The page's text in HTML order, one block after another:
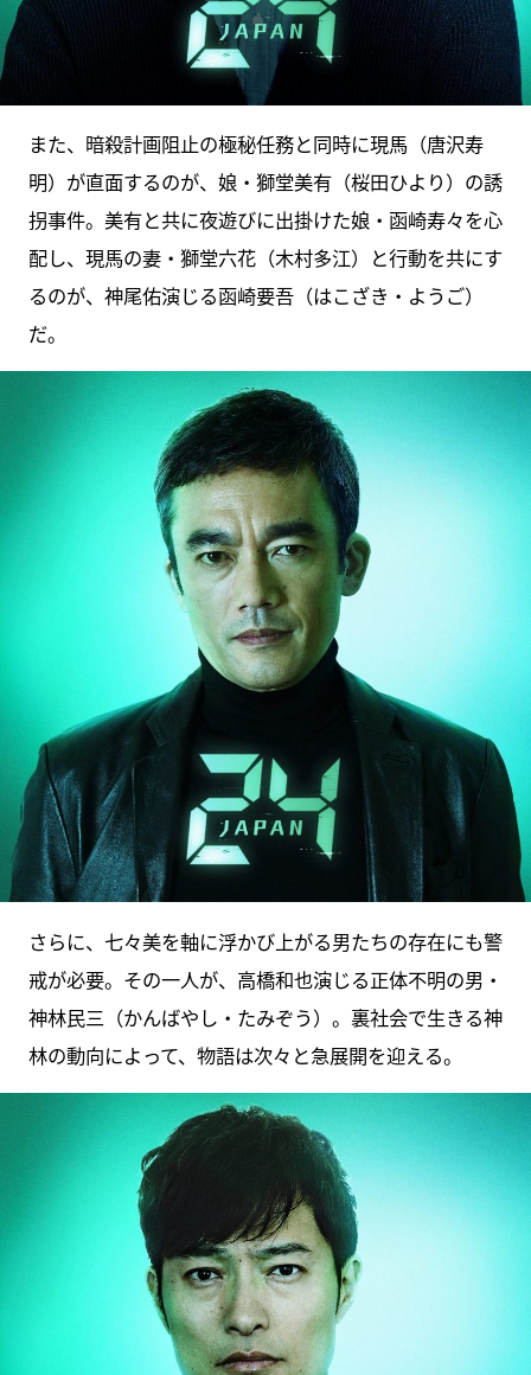
また、暗殺計画阻止の極秘任務と同時に現馬（唐沢寿
明）が直面するのが、娘・獅堂美有（桜田ひより）の誘
拐事件。美有と共に夜遊びに出掛けた娘・函崎寿々を心
配し、現馬の妻・獅堂六花（木村多江）と行動を共にす
るのが、神尾佑演じる函崎要吾（はこざき・ようご）
だ。
さらに、七々美を軸に浮かび上がる男たちの存在にも警
戒が必要。その一人が、高橋和也演じる正体不明の男・
神林民三（かんばやし・たみぞう）。裏社会で生きる神
林の動向によって、物語は次々と急展開を迎える。